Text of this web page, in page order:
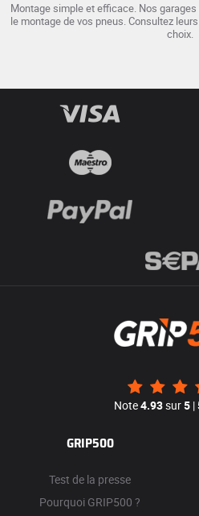
Montage simple et efficace. Nos
le montage de vos pneus. Consultez
choix.
Note4.93sur5 |
GRIP500
Test de la presse
Pourquoi GRIP500 ?